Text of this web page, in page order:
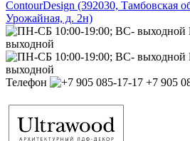
ContourDesign (392030, Тамбовская
Урожайная, д. 2н)
выходной
выходной
Телефон
+7 905